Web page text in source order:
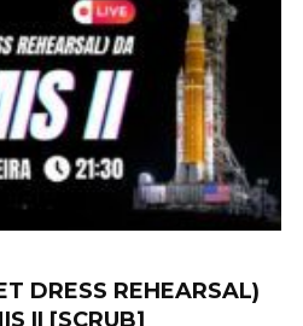
DRESS REHEARSAL)
II [SCRUB]